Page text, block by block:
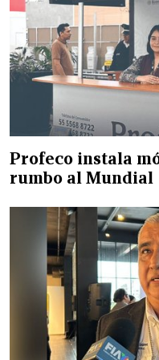
Profeco instala
rumbo al Mundial